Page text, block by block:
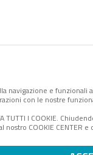
navigazione e
con le nostre
TUTTI I COOKIE.
COOKIE